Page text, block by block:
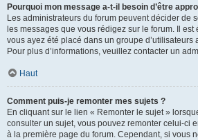
Pourquoi mon message a-t-il besoin d’être
Les administrateurs du forum peuvent décider de
les messages que vous rédigez sur le forum. Il
vous ayez été placé dans un groupe d’utilisateurs
Pour plus d’informations, veuillez contacter un
Haut
Comment puis-je remonter mes sujets ?
En cliquant sur le lien « Remonter le sujet »
consulter un sujet, vous pouvez remonter celui-ci
à la première page du forum. Cependant, si vous